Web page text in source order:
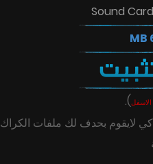
Sound
)
.
لايقوم بحدف لك ملفات الكراك